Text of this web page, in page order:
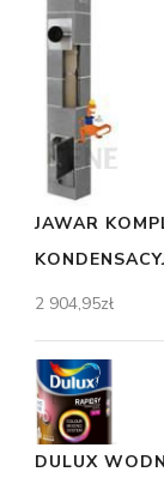
JAWAR
2 904,95zł
DULUX